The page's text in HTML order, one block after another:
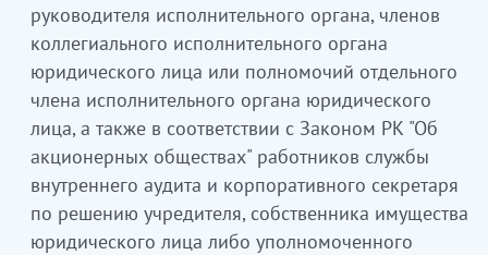
руководителя исполнительного органа, членов
коллегиального исполнительного органа
юридического лица или полномочий отдельного
члена исполнительного органа юридического
лица, а также в соответствии с Законом РК "Об
акционерных обществах" работников службы
внутреннего аудита и корпоративного секретаря
по решению учредителя, собственника имущества
юридического лица либо уполномоченного